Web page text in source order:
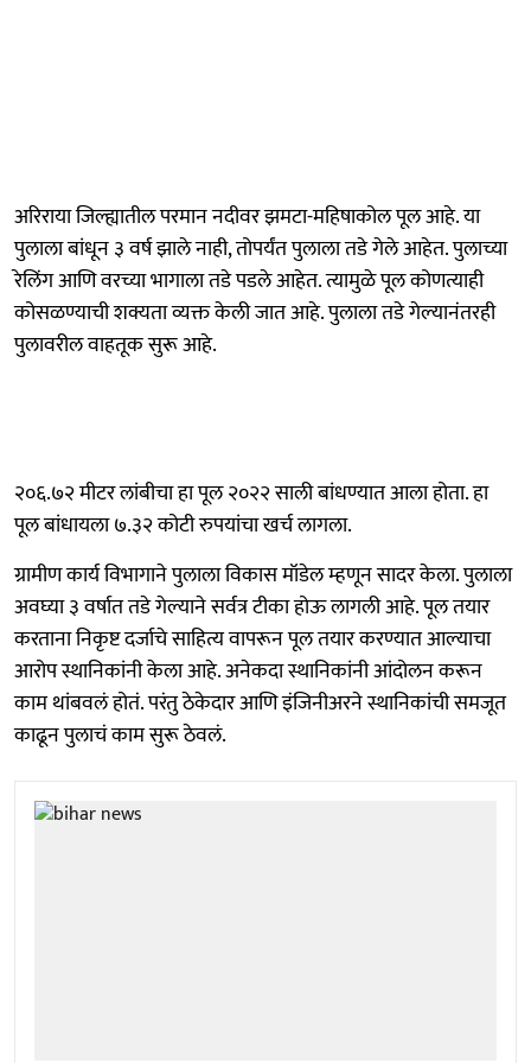
अरिराया जिल्ह्यातील परमान नदीवर झमटा-महिषाकोल पूल आहे. या
पुलाला बांधून ३ वर्ष झाले नाही, तोपर्यंत पुलाला तडे गेले आहेत. पुलाच्या
रेलिंग आणि वरच्या भागाला तडे पडले आहेत. त्यामुळे पूल कोणत्याही
कोसळण्याची शक्यता व्यक्त केली जात आहे. पुलाला तडे गेल्यानंतरही
पुलावरील वाहतूक सुरू आहे.
२०६.७२ मीटर लांबीचा हा पूल २०२२ साली बांधण्यात आला होता. हा
पूल बांधायला ७.३२ कोटी रुपयांचा खर्च लागला.
ग्रामीण कार्य विभागाने पुलाला विकास मॉडेल म्हणून सादर केला. पुलाला
अवघ्या ३ वर्षात तडे गेल्याने सर्वत्र टीका होऊ लागली आहे. पूल तयार
करताना निकृष्ट दर्जाचे साहित्य वापरून पूल तयार करण्यात आल्याचा
आरोप स्थानिकांनी केला आहे. अनेकदा स्थानिकांनी आंदोलन करून
काम थांबवलं होतं. परंतु ठेकेदार आणि इंजिनीअरने स्थानिकांची समजूत
काढून पुलाचं काम सुरू ठेवलं.